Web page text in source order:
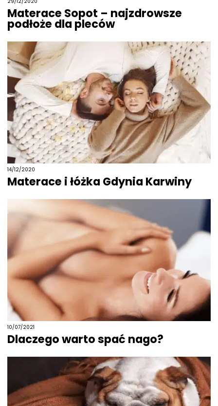
Materace Sopot – najzdrowsze
podłoże dla pleców
14/12/2020
Materace i łóżka Gdynia Karwiny
10/07/2021
Dlaczego warto spać nago?